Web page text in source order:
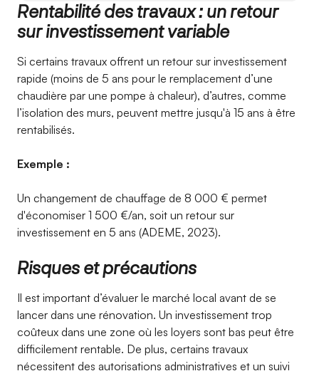
Rentabilité des travaux : un retour
sur investissement variable
Si certains travaux offrent un retour sur investissement
rapide (moins de 5 ans pour le remplacement d’une
chaudière par une pompe à chaleur), d’autres, comme
l’isolation des murs, peuvent mettre jusqu'à 15 ans à être
rentabilisés.
Exemple :
Un changement de chauffage de 8 000 € permet
d'économiser 1 500 €/an, soit un retour sur
investissement en 5 ans (ADEME, 2023).
Risques et précautions
Il est important d’évaluer le marché local avant de se
lancer dans une rénovation. Un investissement trop
coûteux dans une zone où les loyers sont bas peut être
difficilement rentable. De plus, certains travaux
nécessitent des autorisations administratives et un suivi